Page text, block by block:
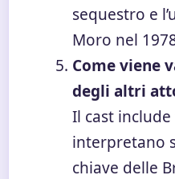
sequestro e
Moro nel
Come viene
degli altri
Il cast
interpretano
chiave delle